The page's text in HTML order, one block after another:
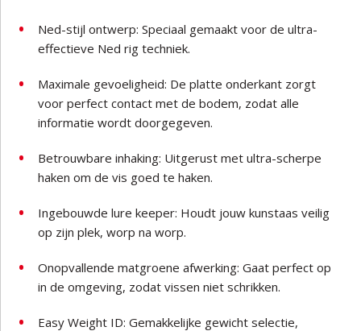
Ned-stijl ontwerp: Speciaal gemaakt voor de ultra-
effectieve Ned rig techniek.
Maximale gevoeligheid: De platte onderkant zorgt
voor perfect contact met de bodem, zodat alle
informatie wordt doorgegeven.
Betrouwbare inhaking: Uitgerust met ultra-scherpe
haken om de vis goed te haken.
Ingebouwde lure keeper: Houdt jouw kunstaas veilig
op zijn plek, worp na worp.
Onopvallende matgroene afwerking: Gaat perfect op
in de omgeving, zodat vissen niet schrikken.
Easy Weight ID: Gemakkelijke gewicht selectie,